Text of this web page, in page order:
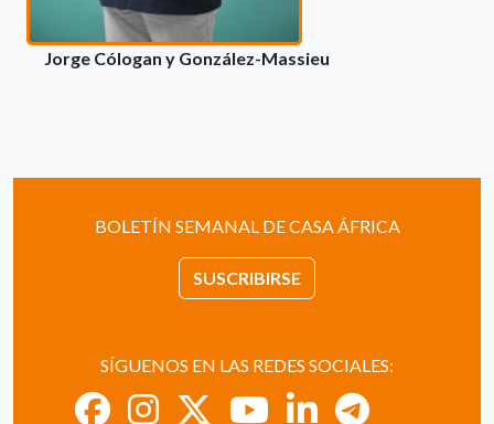
Jorge Cólogan y González-Massieu
BOLETÍN SEMANAL DE CASA ÁFRICA
SUSCRIBIRSE
SÍGUENOS EN LAS REDES SOCIALES: